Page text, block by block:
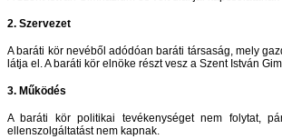
2. Szervezet
A baráti kör nevéből adódóan baráti társaság, mely
látja el. A baráti kör elnöke részt vesz a Szent István
3. Működés
A baráti kör politikai tevékenységet nem folytat,
ellenszolgáltatást nem kapnak.